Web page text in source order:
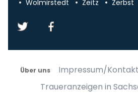
Wolmirstedt
Zeitz Zerbst
Über uns Impressum/Kontakt
Traueranzeigen in